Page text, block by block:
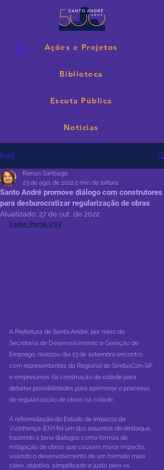
Ações e Projetos
Biblioteca
Escuta Pública
Notícias
Post
Santo André promove diálogo com construtores
para desburocratizar regularização de obras
Renan Santiago
23 de ago. de 20222 min de leitura
Atualizado: 27 de out. de 2022
Fonte: Portal VGV
A Prefeitura de Santo André, por meio da
Secretaria de Desenvolvimento e Geração de
Emprego, realizou dia 13 de setembro encontro
com representantes da Regional do SindusCon-SP
e empresários da construção da cidade para
debater possibilidades para aprimorar o processo
de regularização de obras na cidade.
A reformulação do Estudo de Impacto de
Vizinhança (EIV) foi um dos assuntos de destaque,
trazendo à tona diálogos como formas de
mitigação de obras que causam maior impacto,
visando o desenvolvimento de um formato mais
claro, objetivo, simplificado e justo para os